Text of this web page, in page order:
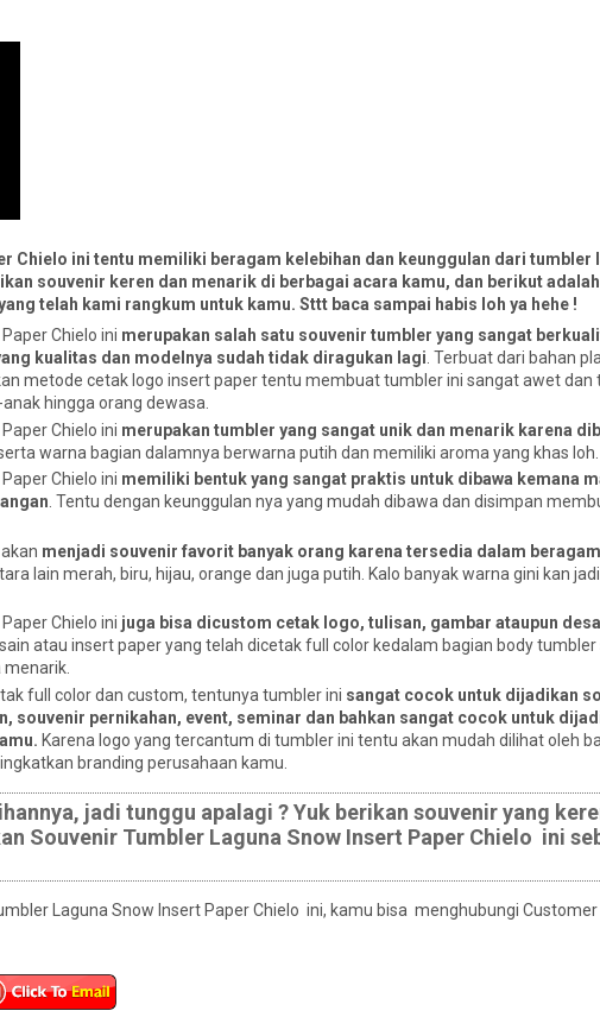
Chielo ini tentu memiliki beragam kelebihan dan keunggulan dari tumbler
souvenir keren dan menarik di berbagai acara kamu, dan berikut
telah kami rangkum untuk kamu. Sttt baca sampai habis loh ya hehe !
Chielo ini merupakan salah satu souvenir tumbler yang sangat
kualitas dan modelnya sudah tidak diragukan lagi . Terbuat dari bahan
metode cetak logo insert paper tentu membuat tumbler ini sangat awet dan
hingga orang dewasa.
Chielo ini merupakan tumbler yang sangat unik dan menarik karena
warna bagian dalamnya berwarna putih dan memiliki aroma yang khas loh.
Chielo ini memiliki bentuk yang sangat praktis untuk dibawa kemana
. Tentu dengan keunggulan nya yang mudah dibawa dan disimpan
menjadi souvenir favorit banyak orang karena tersedia dalam
lain merah, biru, hijau, orange dan juga putih. Kalo banyak warna gini kan
Chielo ini juga bisa dicustom cetak logo, tulisan, gambar ataupun
atau insert paper yang telah dicetak full color kedalam bagian body
full color dan custom, tentunya tumbler ini sangat cocok untuk dijadikan
souvenir pernikahan, event, seminar dan bahkan sangat cocok untuk
Karena logo yang tercantum di tumbler ini tentu akan mudah dilihat oleh
branding perusahaan kamu.
jadi tunggu apalagi ? Yuk berikan souvenir yang
Souvenir Tumbler Laguna Snow Insert Paper Chielo ini
Laguna Snow Insert Paper Chielo ini, kamu bisa menghubungi